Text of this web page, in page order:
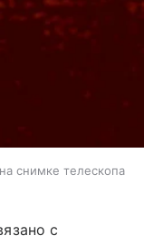
снимке телескопа
с